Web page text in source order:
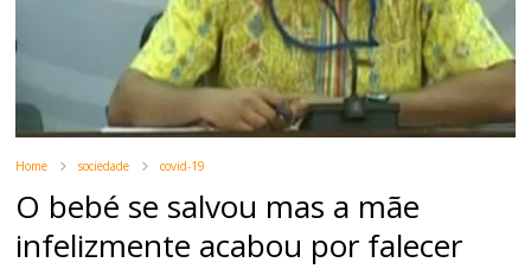
Home sociedade covid-19
O bebé se salvou mas a mãe
infelizmente acabou por falecer